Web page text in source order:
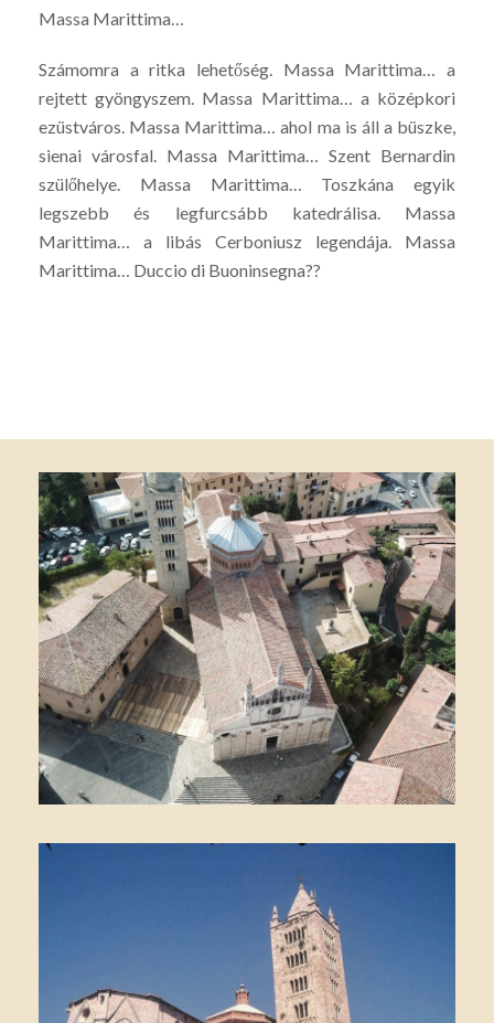
Massa Marittima…
Számomra a ritka lehetőség. Massa Marittima… a
rejtett gyöngyszem. Massa Marittima… a középkori
ezüstváros. Massa Marittima… ahol ma is áll a büszke,
sienai városfal. Massa Marittima… Szent Bernardin
szülőhelye. Massa Marittima… Toszkána egyik
legszebb és legfurcsább katedrálisa. Massa
Marittima… a libás Cerboniusz legendája. Massa
Marittima… Duccio di Buoninsegna??